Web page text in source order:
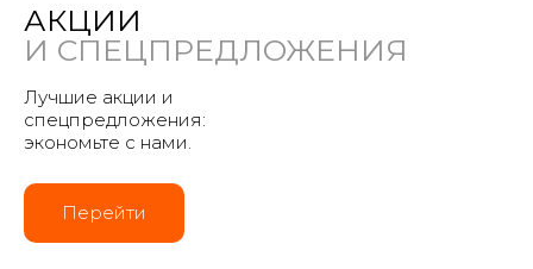
АКЦИИ
И СПЕЦПРЕДЛОЖЕНИЯ
Лучшие акции и
спецпредложения:
экономьте с нами.
Перейти